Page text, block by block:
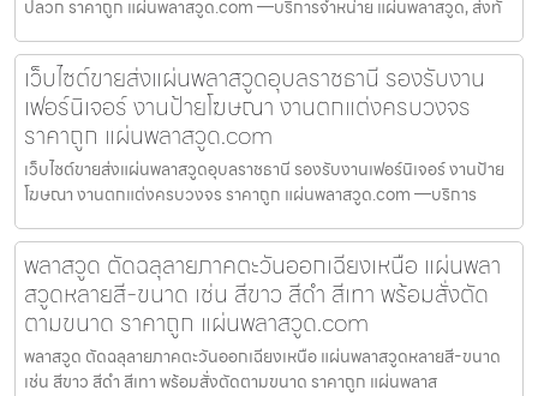
ปลวก ราคาถูก แผ่นพลาสวูด.com —บริการจำหน่าย แผ่นพลาสวูด, ส่งทั่
เว็บไซต์ขายส่งแผ่นพลาสวูดอุบลราชธานี รองรับงาน
เฟอร์นิเจอร์ งานป้ายโฆษณา งานตกแต่งครบวงจร
ราคาถูก แผ่นพลาสวูด.com
เว็บไซต์ขายส่งแผ่นพลาสวูดอุบลราชธานี รองรับงานเฟอร์นิเจอร์ งานป้าย
โฆษณา งานตกแต่งครบวงจร ราคาถูก แผ่นพลาสวูด.com —บริการ
พลาสวูด ตัดฉลุลายภาคตะวันออกเฉียงเหนือ แผ่นพลา
สวูดหลายสี-ขนาด เช่น สีขาว สีดำ สีเทา พร้อมสั่งตัด
ตามขนาด ราคาถูก แผ่นพลาสวูด.com
พลาสวูด ตัดฉลุลายภาคตะวันออกเฉียงเหนือ แผ่นพลาสวูดหลายสี-ขนาด
เช่น สีขาว สีดำ สีเทา พร้อมสั่งตัดตามขนาด ราคาถูก แผ่นพลาส